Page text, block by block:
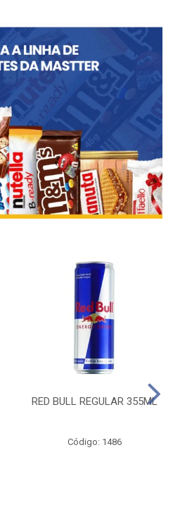
RED BULL REGULAR 355ML
Código: 1486